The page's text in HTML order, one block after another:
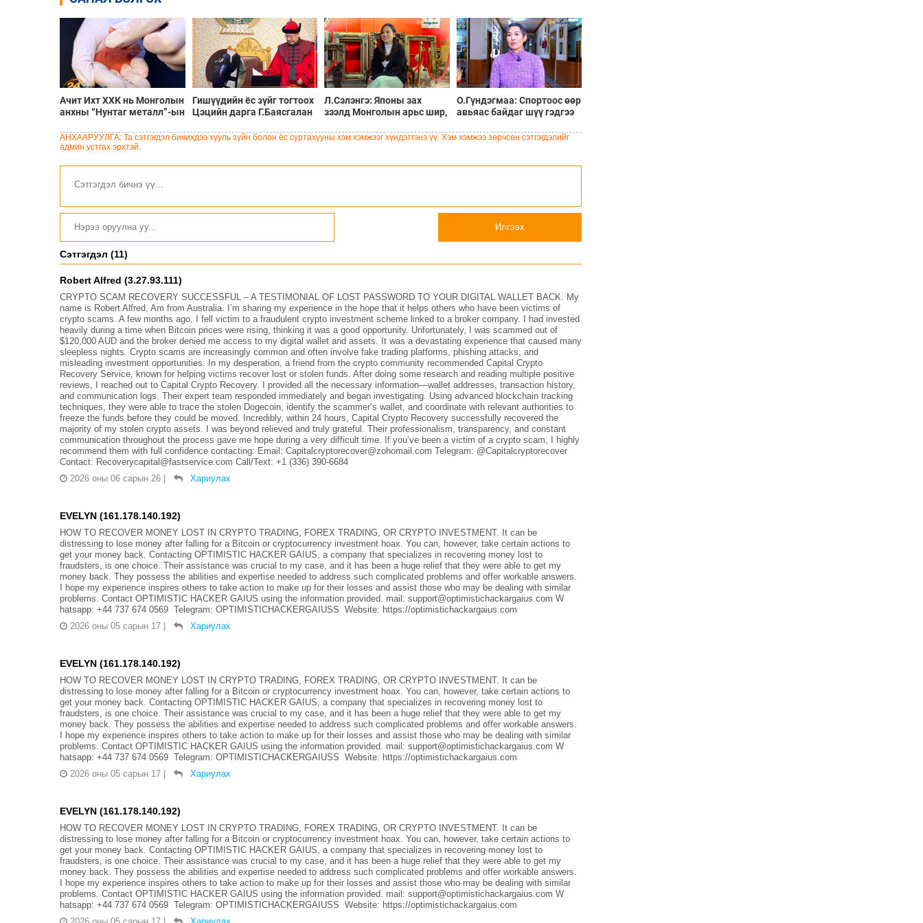
Ачит Ихт ХХК нь Монголын
анхны “Нунтаг металл”-ын
оруулжээ
Гишүүдийн ёс зүйг тогтоох
Цэцийн дарга Г.Баясгалан
Л.Сэлэнгэ: Японы зах
зээлд Монголын арьс шир,
цүнх үйлдвэрлэж эхэлсэн
О.Гүндэгмаа: Спортоос өөр
авьяас байдаг шүү гэдгээ
гэнэтийн бэлэг бэлдсэн
АНХААРУУЛГА: Та сэтгэгдэл бичихдээ хууль зүйн болон ёс суртахууны хэм хэмжээг хүндэтгэнэ үү. Хэм хэмжээ зөрчсөн сэтгэгдэлийг
админ устгах эрхтэй.
Илгээх
Сэтгэгдэл (11)
Robert Alfred (3.27.93.111)
CRYPTO SCAM RECOVERY SUCCESSFUL – A TESTIMONIAL OF LOST PASSWORD TO YOUR DIGITAL WALLET BACK. My
name is Robert Alfred, Am from Australia. I’m sharing my experience in the hope that it helps others who have been victims of
crypto scams. A few months ago, I fell victim to a fraudulent crypto investment scheme linked to a broker company. I had invested
heavily during a time when Bitcoin prices were rising, thinking it was a good opportunity. Unfortunately, I was scammed out of
$120,000 AUD and the broker denied me access to my digital wallet and assets. It was a devastating experience that caused many
sleepless nights. Crypto scams are increasingly common and often involve fake trading platforms, phishing attacks, and
misleading investment opportunities. In my desperation, a friend from the crypto community recommended Capital Crypto
Recovery Service, known for helping victims recover lost or stolen funds. After doing some research and reading multiple positive
reviews, I reached out to Capital Crypto Recovery. I provided all the necessary information—wallet addresses, transaction history,
and communication logs. Their expert team responded immediately and began investigating. Using advanced blockchain tracking
techniques, they were able to trace the stolen Dogecoin, identify the scammer’s wallet, and coordinate with relevant authorities to
freeze the funds before they could be moved. Incredibly, within 24 hours, Capital Crypto Recovery successfully recovered the
majority of my stolen crypto assets. I was beyond relieved and truly grateful. Their professionalism, transparency, and constant
communication throughout the process gave me hope during a very difficult time. If you’ve been a victim of a crypto scam, I highly
recommend them with full confidence contacting: Email: Capitalcryptorecover@zohomail.com Telegram: @Capitalcryptorecover
Contact: Recoverycapital@fastservice.com Call/Text: +1 (336) 390-6684
2026 оны 06 сарын 26
Хариулах
EVELYN (161.178.140.192)
HOW TO RECOVER MONEY LOST IN CRYPTO TRADING, FOREX TRADING, OR CRYPTO INVESTMENT. It can be
distressing to lose money after falling for a Bitcoin or cryptocurrency investment hoax. You can, however, take certain actions to
get your money back. Contacting OPTIMISTIC HACKER GAIUS, a company that specializes in recovering money lost to
fraudsters, is one choice. Their assistance was crucial to my case, and it has been a huge relief that they were able to get my
money back. They possess the abilities and expertise needed to address such complicated problems and offer workable answers.
I hope my experience inspires others to take action to make up for their losses and assist those who may be dealing with similar
problems. Contact OPTIMISTIC HACKER GAIUS using the information provided. mail: support@optimistichackargaius.com W
hatsapp: +44 737 674 0569 Telegram: OPTIMISTICHACKERGAIUSS Website: https://optimistichackargaius.com
2026 оны 05 сарын 17
Хариулах
EVELYN (161.178.140.192)
HOW TO RECOVER MONEY LOST IN CRYPTO TRADING, FOREX TRADING, OR CRYPTO INVESTMENT. It can be
distressing to lose money after falling for a Bitcoin or cryptocurrency investment hoax. You can, however, take certain actions to
get your money back. Contacting OPTIMISTIC HACKER GAIUS, a company that specializes in recovering money lost to
fraudsters, is one choice. Their assistance was crucial to my case, and it has been a huge relief that they were able to get my
money back. They possess the abilities and expertise needed to address such complicated problems and offer workable answers.
I hope my experience inspires others to take action to make up for their losses and assist those who may be dealing with similar
problems. Contact OPTIMISTIC HACKER GAIUS using the information provided. mail: support@optimistichackargaius.com W
hatsapp: +44 737 674 0569 Telegram: OPTIMISTICHACKERGAIUSS Website: https://optimistichackargaius.com
2026 оны 05 сарын 17
Хариулах
EVELYN (161.178.140.192)
HOW TO RECOVER MONEY LOST IN CRYPTO TRADING, FOREX TRADING, OR CRYPTO INVESTMENT. It can be
distressing to lose money after falling for a Bitcoin or cryptocurrency investment hoax. You can, however, take certain actions to
get your money back. Contacting OPTIMISTIC HACKER GAIUS, a company that specializes in recovering money lost to
fraudsters, is one choice. Their assistance was crucial to my case, and it has been a huge relief that they were able to get my
money back. They possess the abilities and expertise needed to address such complicated problems and offer workable answers.
I hope my experience inspires others to take action to make up for their losses and assist those who may be dealing with similar
problems. Contact OPTIMISTIC HACKER GAIUS using the information provided. mail: support@optimistichackargaius.com W
hatsapp: +44 737 674 0569 Telegram: OPTIMISTICHACKERGAIUSS Website: https://optimistichackargaius.com